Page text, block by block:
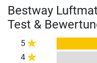
Bestway
Test &
5
4